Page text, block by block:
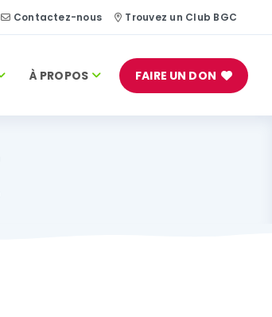
Contactez-nous Trouvez un Club BGC
À PROPOS FAIRE UN DON